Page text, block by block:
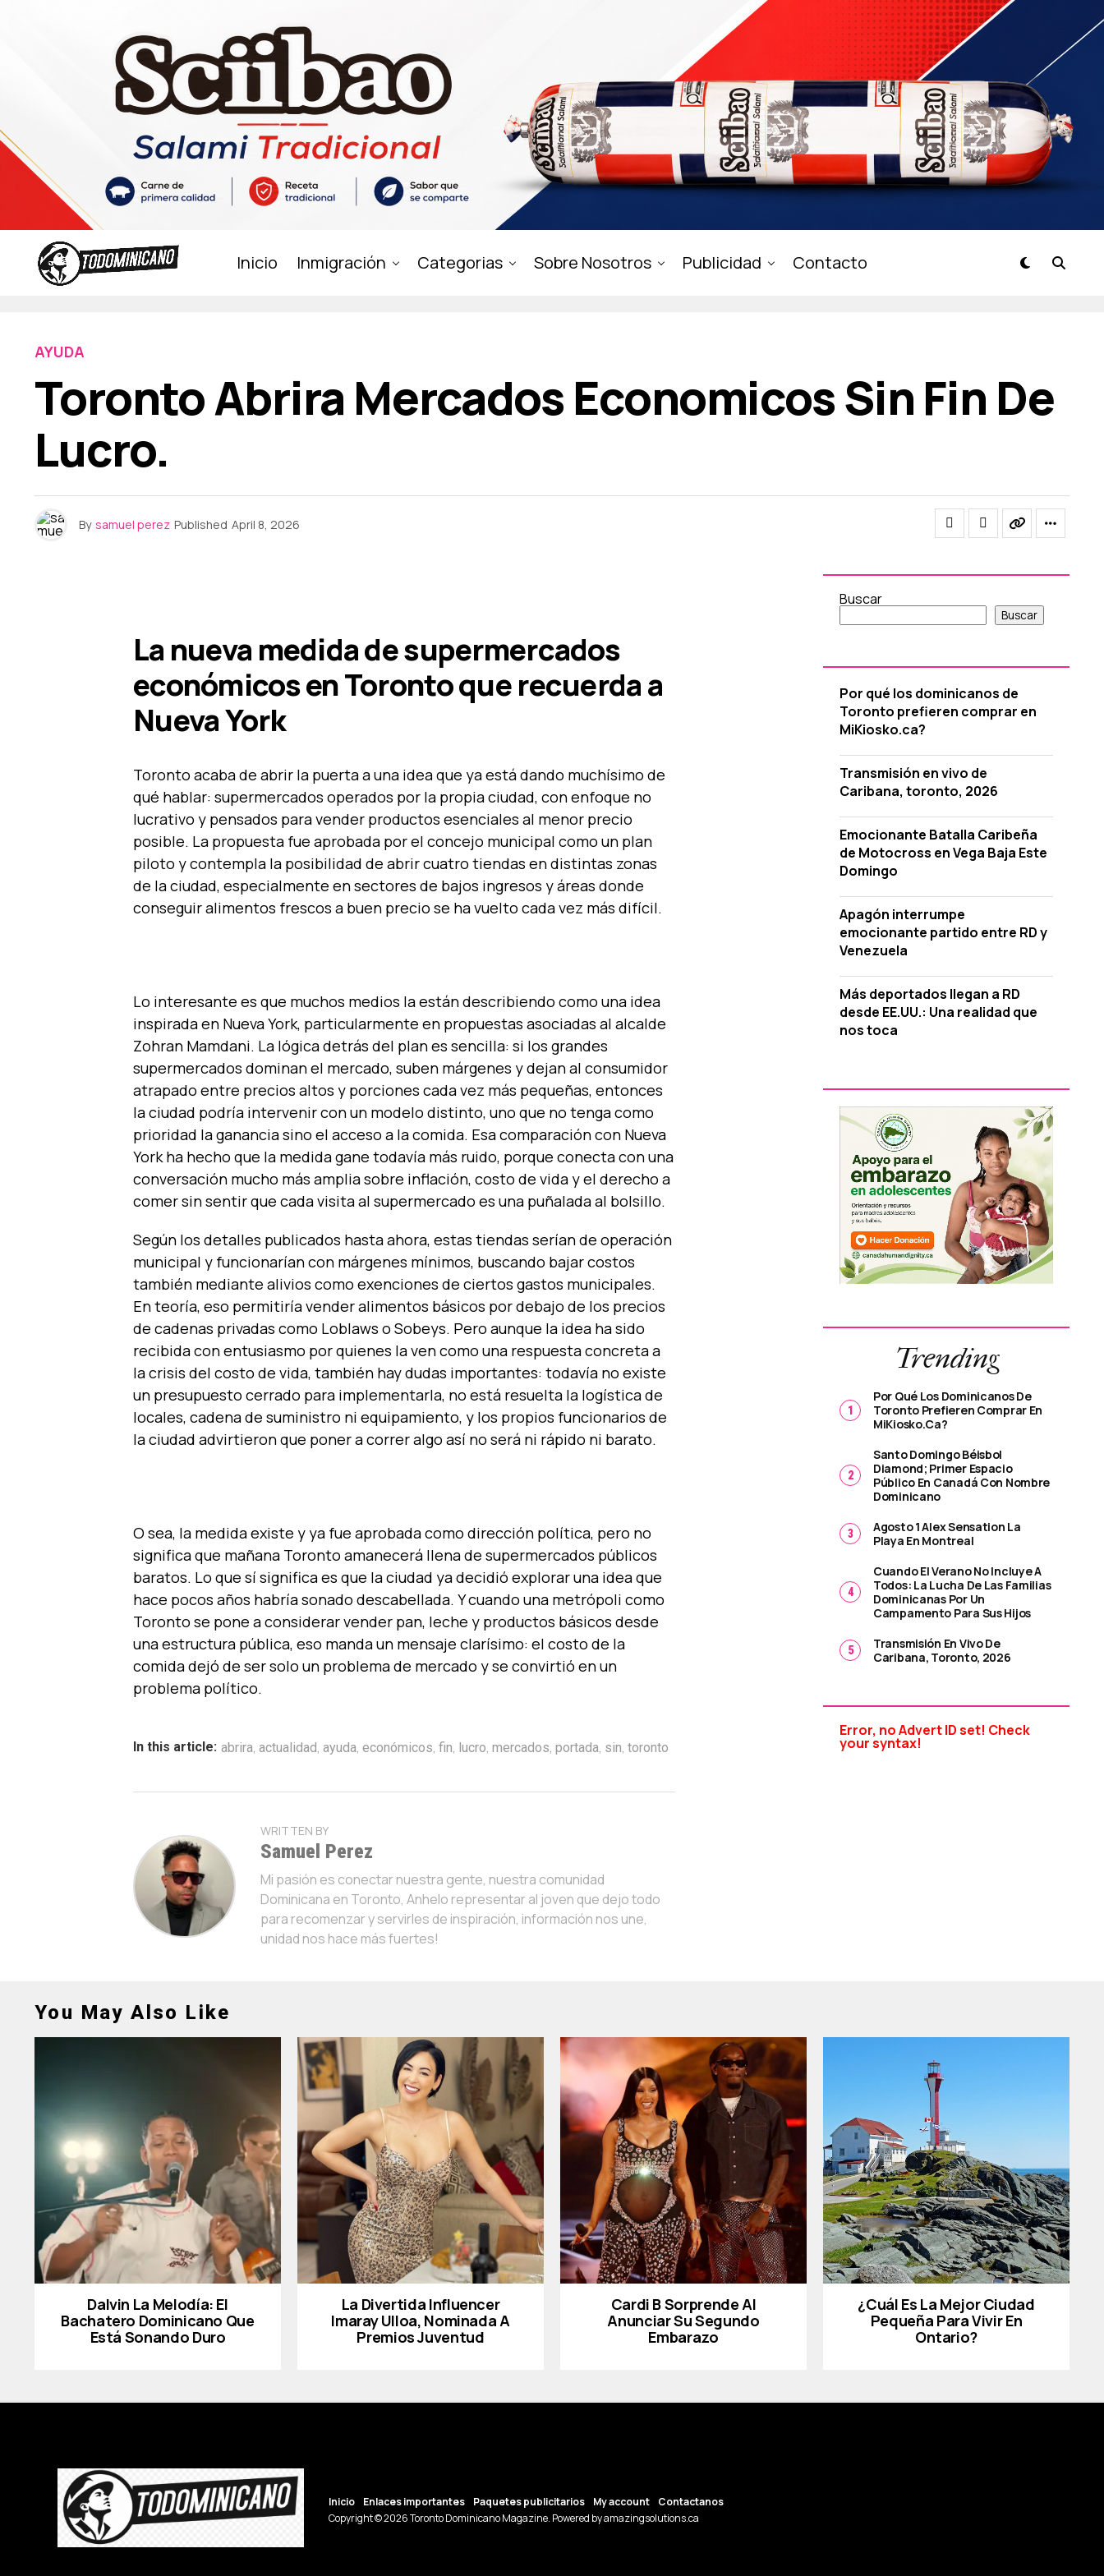
Inicio Inmigración Categorias Sobre Nosotros Publicidad Contacto
AYUDA
Toronto Abrira Mercados Economicos Sin Fin De
Lucro.
By samuel perez Published April 8, 2026
La nueva medida de supermercados
económicos en Toronto que recuerda a
Nueva York
Toronto acaba de abrir la puerta a una idea que ya está dando muchísimo de
qué hablar: supermercados operados por la propia ciudad, con enfoque no
lucrativo y pensados para vender productos esenciales al menor precio
posible. La propuesta fue aprobada por el concejo municipal como un plan
piloto y contempla la posibilidad de abrir cuatro tiendas en distintas zonas
de la ciudad, especialmente en sectores de bajos ingresos y áreas donde
conseguir alimentos frescos a buen precio se ha vuelto cada vez más difícil.
Lo interesante es que muchos medios la están describiendo como una idea
inspirada en Nueva York, particularmente en propuestas asociadas al alcalde
Zohran Mamdani. La lógica detrás del plan es sencilla: si los grandes
supermercados dominan el mercado, suben márgenes y dejan al consumidor
atrapado entre precios altos y porciones cada vez más pequeñas, entonces
la ciudad podría intervenir con un modelo distinto, uno que no tenga como
prioridad la ganancia sino el acceso a la comida. Esa comparación con Nueva
York ha hecho que la medida gane todavía más ruido, porque conecta con una
conversación mucho más amplia sobre inflación, costo de vida y el derecho a
comer sin sentir que cada visita al supermercado es una puñalada al bolsillo.
Según los detalles publicados hasta ahora, estas tiendas serían de operación
municipal y funcionarían con márgenes mínimos, buscando bajar costos
también mediante alivios como exenciones de ciertos gastos municipales.
En teoría, eso permitiría vender alimentos básicos por debajo de los precios
de cadenas privadas como Loblaws o Sobeys. Pero aunque la idea ha sido
recibida con entusiasmo por quienes la ven como una respuesta concreta a
la crisis del costo de vida, también hay dudas importantes: todavía no existe
un presupuesto cerrado para implementarla, no está resuelta la logística de
locales, cadena de suministro ni equipamiento, y los propios funcionarios de
la ciudad advirtieron que poner a correr algo así no será ni rápido ni barato.
O sea, la medida existe y ya fue aprobada como dirección política, pero no
significa que mañana Toronto amanecerá llena de supermercados públicos
baratos. Lo que sí significa es que la ciudad ya decidió explorar una idea que
hace pocos años habría sonado descabellada. Y cuando una metrópoli como
Toronto se pone a considerar vender pan, leche y productos básicos desde
una estructura pública, eso manda un mensaje clarísimo: el costo de la
comida dejó de ser solo un problema de mercado y se convirtió en un
problema político.
In this article: abrira, actualidad, ayuda, económicos, fin, lucro, mercados, portada, sin, toronto
WRITTEN BY
Samuel Perez
Mi pasión es conectar nuestra gente, nuestra comunidad
Dominicana en Toronto, Anhelo representar al joven que dejo todo
para recomenzar y servirles de inspiración, información nos une,
unidad nos hace más fuertes!
Buscar
Buscar
Por qué los dominicanos de
Toronto prefieren comprar en
MiKiosko.ca?
Transmisión en vivo de
Caribana, toronto, 2026
Emocionante Batalla Caribeña
de Motocross en Vega Baja Este
Domingo
Apagón interrumpe
emocionante partido entre RD y
Venezuela
Más deportados llegan a RD
desde EE.UU.: Una realidad que
nos toca
Trending
Por Qué Los Dominicanos De
Toronto Prefieren Comprar En
MiKiosko.ca?
Santo Domingo Béisbol
Diamond; Primer Espacio
Público En Canadá Con Nombre
Dominicano
Agosto 1 Alex Sensation La
Playa En Montreal
Cuando El Verano No Incluye A
Todos: La Lucha De Las Familias
Dominicanas Por Un
Campamento Para Sus Hijos
Transmisión En Vivo De
Caribana, Toronto, 2026
Error, no Advert ID set! Check
your syntax!
You May Also Like
Dalvin La Melodía: El
Bachatero Dominicano Que
Está Sonando Duro
La Divertida Influencer
Imaray Ulloa, Nominada A
Premios Juventud
Cardi B Sorprende Al
Anunciar Su Segundo
Embarazo
¿Cuál Es La Mejor Ciudad
Pequeña Para Vivir En
Ontario?
Inicio Enlaces importantes Paquetes publicitarios My account
Contactanos
Copyright © 2026 Toronto Dominicano Magazine. Powered by amazingsolutions.ca